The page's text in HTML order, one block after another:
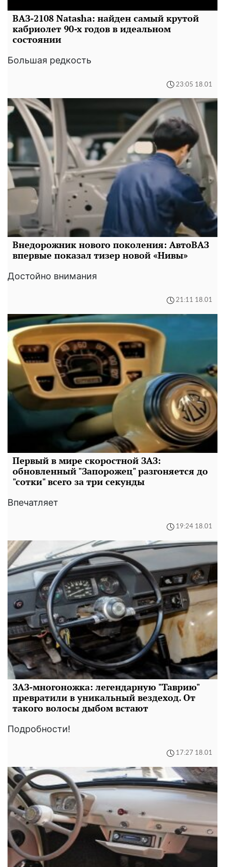
ВАЗ-2108 Natasha: найден самый крутой
кабриолет 90-х годов в идеальном
состоянии
Большая редкость
23:05 18.01
Внедорожник нового поколения: АвтоВАЗ
впервые показал тизер новой «Нивы»
Достойно внимания
21:11 18.01
Первый в мире скоростной ЗАЗ:
обновленный "Запорожец" разгоняется до
"сотки" всего за три секунды
Впечатляет
19:24 18.01
ЗАЗ-многоножка: легендарную "Таврию"
превратили в уникальный вездеход. От
такого волосы дыбом встают
Подробности!
17:27 18.01